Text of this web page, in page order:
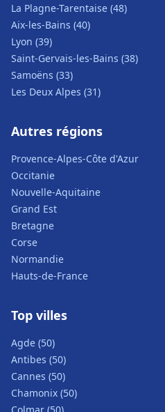
La Plagne-Tarentaise (48)
Aix-les-Bains (40)
Lyon (39)
Saint-Gervais-les-Bains (38)
Samoëns (33)
Les Deux Alpes (31)
Autres régions
Provence-Alpes-Côte d'Azur
Occitanie
Nouvelle-Aquitaine
Grand Est
Bretagne
Corse
Normandie
Hauts-de-France
Top villes
Agde (50)
Antibes (50)
Cannes (50)
Chamonix (50)